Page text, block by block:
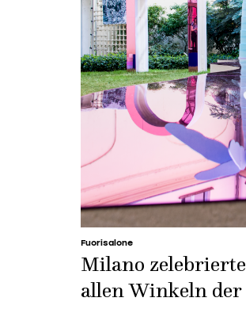
Fuorisalone
Milano
allen Winkeln der